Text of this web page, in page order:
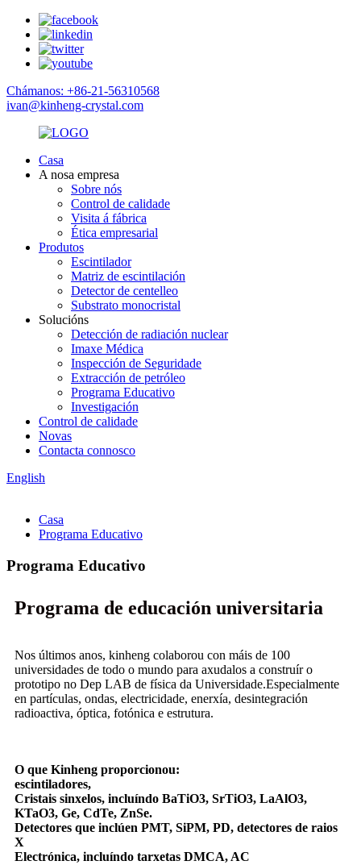
Chámanos: +86-21-56310568
ivan@kinheng-crystal.com
Casa
A nosa empresa
Sobre nós
Control de calidade
Visita á fábrica
Ética empresarial
Produtos
Escintilador
Matriz de escintilación
Detector de centelleo
Substrato monocristal
Solucións
Detección de radiación nuclear
Imaxe Médica
Inspección de Seguridade
Extracción de petróleo
Programa Educativo
Investigación
Control de calidade
Novas
Contacta connosco
English
Casa
Programa Educativo
Programa Educativo
Programa de educación universitaria
Nos últimos anos, kinheng colaborou con máis de 100
universidades de todo o mundo para axudalos a construír o
prototipo no Dep LAB de física da Universidade.Especialmente
en partículas, ondas, electricidade, enerxía, desintegración
radioactiva, óptica, fotónica e estrutura.
O que Kinheng proporcionou:
escintiladores,
Cristais sinxelos, incluíndo BaTiO3, SrTiO3, LaAlO3,
KTaO3, Ge, CdTe, ZnSe.
Detectores que inclúen PMT, SiPM, PD, detectores de raios
X
Electrónica, incluíndo tarxetas DMCA, AC